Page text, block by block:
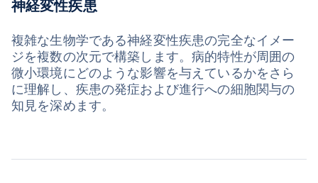
神経変性疾患
複雑な生物学である神経変性疾患の完全なイメー
ジを複数の次元で構築します。病的特性が周囲の
微小環境にどのような影響を与えているかをさら
に理解し、疾患の発症および進行への細胞関与の
知見を深めます。